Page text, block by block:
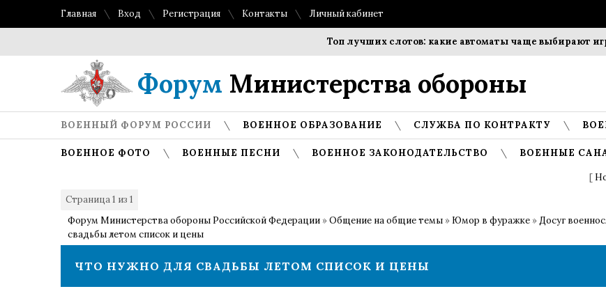
Главная Вход Регистрация Контакты Личный кабинет
Топ лучших слотов: какие автоматы чаще выбирают
Форум Министерства обороны
ВОЕННЫЙ ФОРУМ РОССИИ ВОЕННОЕ ОБРАЗОВАНИЕ СЛУЖБА ПО КОНТРАКТУ
ВОЕННОЕ ФОТО ВОЕННЫЕ ПЕСНИ ВОЕННОЕ ЗАКОНОДАТЕЛЬСТВО ВОЕННЫЕ
[
Страница1 из 1
Форум Министерства обороны Российской Федерации »Общение на общие темы » Юмор в фуражке »Досуг
свадьбы летом список и цены
ЧТО НУЖНО ДЛЯ СВАДЬБЫ ЛЕТОМ СПИСОК И ЦЕНЫ